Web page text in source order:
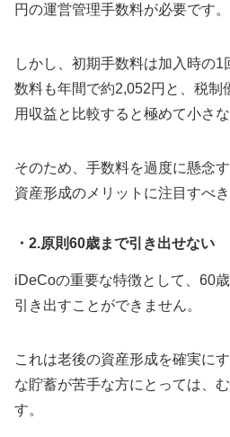
円の運営管理手数料が必要です。
しかし、初期手数料は加入時の
数料も年間で約2,052円と、税制
用収益と比較すると極めて小さな
そのため、手数料を過度に懸念
資産形成のメリットに注目すべき
・2.原則60歳まで引き出せない
iDeCoの重要な特徴として、60
引き出すことができません。
これは老後の資産形成を確実に
な貯蓄が苦手な方にとっては、
す。